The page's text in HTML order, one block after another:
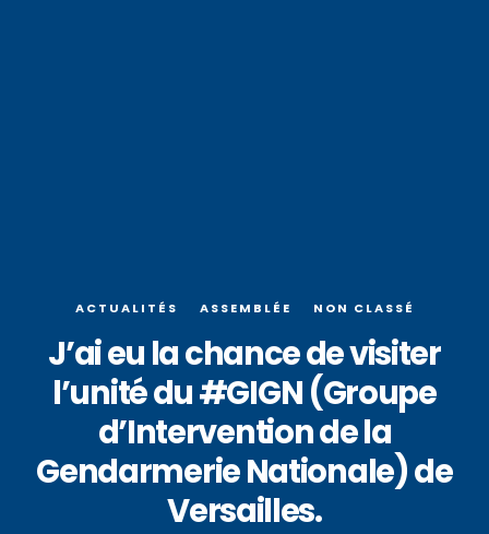
ACTUALITÉS ASSEMBLÉE NON CLASSÉ
J’ai eu la chance de visiter
l’unité du #GIGN (Groupe
d’Intervention de la
Gendarmerie Nationale) de
Versailles.